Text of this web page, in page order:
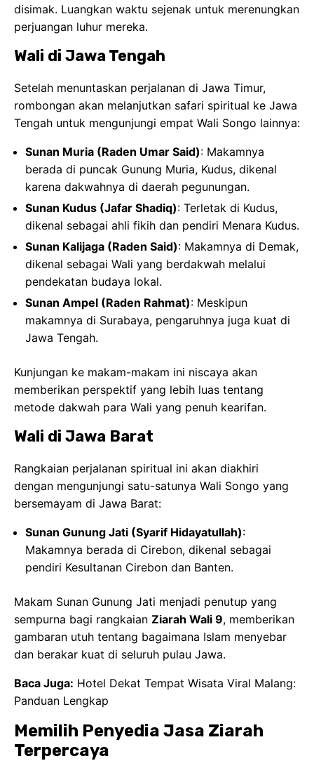
karena dakwahnya di daerah pegunungan.
Sunan Kudus (Jafar Shadiq)
dikenal sebagai ahli fikih dan pendiri Menara Kudus.
Sunan Kalijaga (Raden Said)
dikenal sebagai Wali yang berdakwah melalui
pendekatan budaya lokal.
Sunan Ampel (Raden Rahmat): Meskipun
Jawa Tengah.
Kunjungan ke makam-makam ini niscaya akan
memberikan perspektif yang lebih luas tentang
metode dakwah para Wali yang penuh kearifan.
Wali di Jawa Barat
Rangkaian perjalanan spiritual ini akan diakhiri
dengan mengunjungi satu-satunya Wali Songo yang
bersemayam di Jawa Barat:
Makamnya berada di Cirebon, dikenal sebagai
pendiri Kesultanan Cirebon dan Banten.
sempurna bagi rangkaianZiarah Wali 9
dan berakar kuat di seluruh pulau Jawa.
Baca Juga: Hotel Dekat Tempat Wisata Viral Malang:
Memilih Penyedia Jasa Ziarah
Terpercaya
Kriteria Pemilihan Agen
Memilih agen perjalanan yang tepat untukZiarah
Wali 9 dari Malang atau Surabaya adalah sebuah
Carilah agen yang memiliki rekam jejak dan reputasi
baik serta pengalaman mumpuni dalam
mengorganisir ziarah Wali Songo. Verifikasi legalitas
perusahaan dan pastikan mereka memiliki izin usaha
yang valid.Baca ulasan dari peziarah sebelumnya